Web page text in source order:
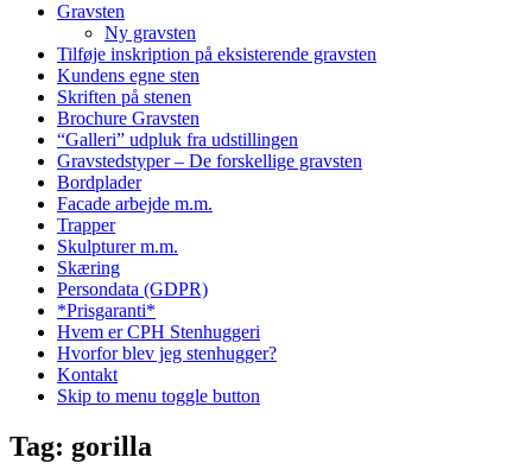
Gravsten
Ny gravsten
Tilføje inskription på eksisterende gravsten
Kundens egne sten
Skriften på stenen
Brochure Gravsten
“Galleri” udpluk fra udstillingen
Gravstedstyper – De forskellige gravsten
Bordplader
Facade arbejde m.m.
Trapper
Skulpturer m.m.
Skæring
Persondata (GDPR)
*Prisgaranti*
Hvem er CPH Stenhuggeri
Hvorfor blev jeg stenhugger?
Kontakt
Skip to menu toggle button
Tag: gorilla